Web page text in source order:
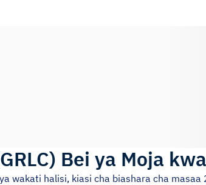
GRLC) Bei ya Moja
wakati halisi, kiasi cha biashara cha